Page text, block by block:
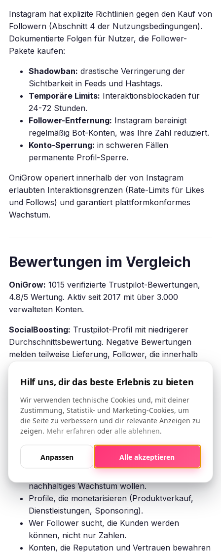
Instagram hat explizite Richtlinien gegen den Kauf von
Followern (Abschnitt 4 der Nutzungsbedingungen).
Dokumentierte Folgen für Nutzer, die Follower-
Pakete kaufen:
Shadowban: drastische Verringerung der
Sichtbarkeit in Feeds und Hashtags.
Temporäre Limits: Interaktionsblockaden für
24-72 Stunden.
Follower-Entfernung: Instagram bereinigt
regelmäßig Bot-Konten, was Ihre Zahl reduziert.
Konto-Sperrung: in schweren Fällen
permanente Profil-Sperre.
OniGrow operiert innerhalb der von Instagram
erlaubten Interaktionsgrenzen (Rate-Limits für Likes
und Follows) und garantiert plattformkonformes
Wachstum.
Bewertungen im Vergleich
OniGrow: 1015 verifizierte Trustpilot-Bewertungen,
4.8/5 Wertung. Aktiv seit 2017 mit über 3.000
verwalteten Konten.
SocialBoosting: Trustpilot-Profil mit niedrigerer
Durchschnittsbewertung. Negative Bewertungen
melden teilweise Lieferung, Follower, die innerhalb
von Wochen verschwinden, und
Erstattungsschwierigkeiten. Überprüfen Sie immer
ziehen.
Für Wen ist OniGrow Besser?
Unternehmen und Creators, die echtes,
nachhaltiges Wachstum wollen.
Profile, die monetarisieren (Produktverkauf,
Dienstleistungen, Sponsoring).
Wer Follower sucht, die Kunden werden
können, nicht nur Zahlen.
Konten, die Reputation und Vertrauen bewahren
Hilf uns, dir das beste Erlebnis zu bieten
Wir verwenden technische Cookies und, mit deiner
Zustimmung, Statistik- und Marketing-Cookies, um
die Seite zu verbessern und dir relevante Anzeigen zu
zeigen. Mehr erfahren oder alle ablehnen.
Anpassen Alle akzeptieren